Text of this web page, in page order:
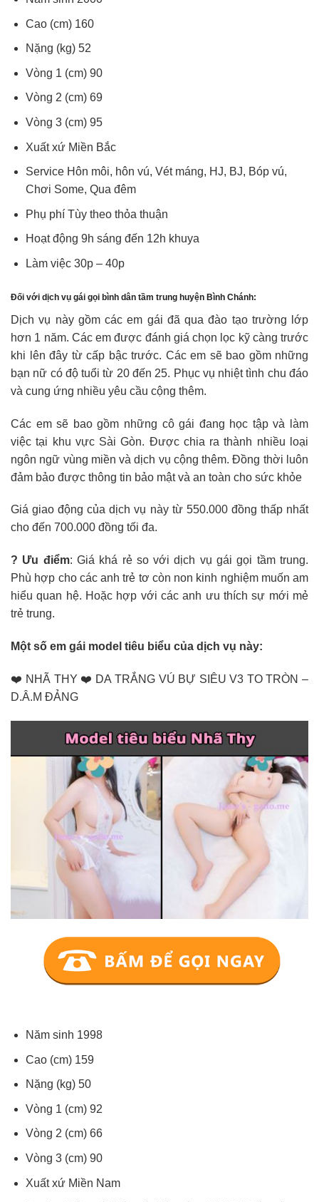
Cao (cm) 160
Nặng (kg) 52
Vòng 1 (cm) 90
Vòng 2 (cm) 69
Vòng 3 (cm) 95
Xuất xứ Miền Bắc
Service Hôn môi, hôn vú, Vét máng, HJ, BJ, Bóp vú,
Chơi Some, Qua đêm
Phụ phí Tùy theo thỏa thuận
Hoạt động 9h sáng đến 12h khuya
Làm việc 30p – 40p
Đối với dịch vụ gái gọi bình dân tầm trung huyện Bình Chánh:
Dịch vụ này gồm các em gái đã qua đào tạo trường lớp
hơn 1 năm. Các em được đánh giá chọn lọc kỹ càng trước
khi lên đây từ cấp bậc trước. Các em sẽ bao gồm những
bạn nữ có độ tuổi từ 20 đến 25. Phục vụ nhiệt tình chu đáo
và cung ứng nhiều yêu cầu cộng thêm.
Các em sẽ bao gồm những cô gái đang học tập và làm
việc tại khu vực Sài Gòn. Được chia ra thành nhiều loại
ngôn ngữ vùng miền và dịch vụ cộng thêm. Đồng thời luôn
đảm bảo được thông tin bảo mật và an toàn cho sức khỏe
Giá giao động của dịch vụ này từ 550.000 đồng thấp nhất
cho đến 700.000 đồng tối đa.
? Ưu điểm: Giá khá rẻ so với dịch vụ gái gọi tầm trung.
Phù hợp cho các anh trẻ tơ còn non kinh nghiệm muốn am
hiểu quan hệ. Hoặc hợp với các anh ưu thích sự mới mẻ
trẻ trung.
Một số em gái model tiêu biểu của dịch vụ này:
❤️ NHÃ THY ❤️ DA TRẮNG VÚ BỰ SIÊU V3 TO TRÒN –
D.Â.M ĐẢNG
Năm sinh 1998
Cao (cm) 159
Nặng (kg) 50
Vòng 1 (cm) 92
Vòng 2 (cm) 66
Vòng 3 (cm) 90
Xuất xứ Miền Nam